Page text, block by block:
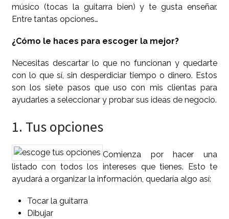
músico (tocas la guitarra bien) y te gusta enseñar.
Entre tantas opciones…
¿Cómo le haces para escoger la mejor?
Necesitas descartar lo que no funcionan y quedarte
con lo que sí, sin desperdiciar tiempo o dinero. Estos
son los siete pasos que uso con mis clientas para
ayudarles a seleccionar y probar sus ideas de negocio.
1. Tus opciones
Comienza por hacer una
listado con todos los intereses que tienes. Esto te
ayudará a organizar la información, quedaría algo así:
Tocar la guitarra
Dibujar